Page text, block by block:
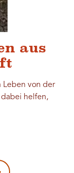
aus
Leben von der
helfen,